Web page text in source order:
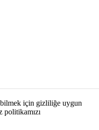
için gizliliğe uygun
politikamızı